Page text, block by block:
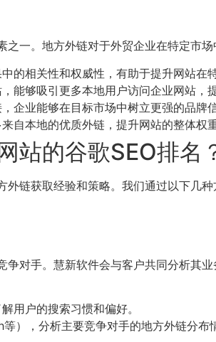
一。地方外链对于外贸企业在特定市
的相关性和权威性，有助于提升网站在
能够吸引更多本地用户访问企业网站，
企业能够在目标市场中树立更强的品牌
自本地的优质外链，提升网站的整体权
站的谷歌SEO排名
链获取经验和策略。我们通过以下几
对手。慧新软件会与客户共同分析其
用户的搜索习惯和偏好。
），分析主要竞争对手的地方外链分布